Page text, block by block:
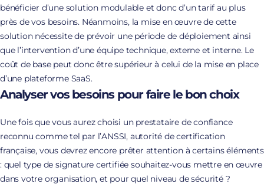
bénéficier d’une solution modulable et donc d’un tarif au plus
près de vos besoins. Néanmoins, la mise en œuvre de cette
solution nécessite de prévoir une période de déploiement ainsi
que l’intervention d’une équipe technique, externe et interne. Le
coût de base peut donc être supérieur à celui de la mise en place
d’une plateforme SaaS.
Analyser vos besoins pour faire le bon choix
Une fois que vous aurez choisi un prestataire de confiance
reconnu comme tel par l’ANSSI, autorité de certification
française, vous devrez encore prêter attention à certains éléments
: quel type de signature certifiée souhaitez-vous mettre en œuvre
dans votre organisation, et pour quel niveau de sécurité ?